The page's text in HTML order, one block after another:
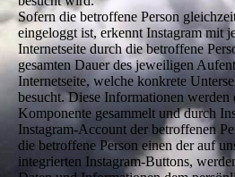
Sofern die betroffene Person
eingeloggt ist, erkennt Instagram mit
Internetseite durch die betroffene
gesamten Dauer des jeweiligen
Internetseite, welche konkrete
besucht. Diese Informationen werden
Komponente gesammelt und durch
Instagram-Account der betroffenen
die betroffene Person einen der auf
integrierten Instagram-Buttons,